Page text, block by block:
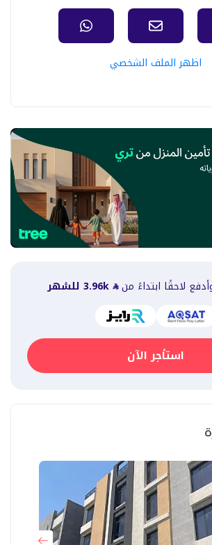
اظهر الملف الشخصي
لاحقًا ابتداءً من 3.96k للشهر
استأجر الآن